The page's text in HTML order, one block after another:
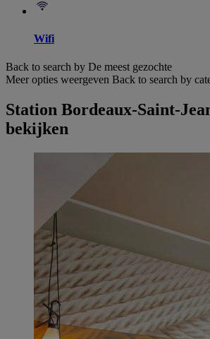
Wifi
Back to search by De meest gezochte
Meer opties weergeven Back to search by
Station Bordeaux-Saint-
bekijken